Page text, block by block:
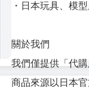
・日本玩具、模
關於我們
我們僅提供「代
商品來源以日本